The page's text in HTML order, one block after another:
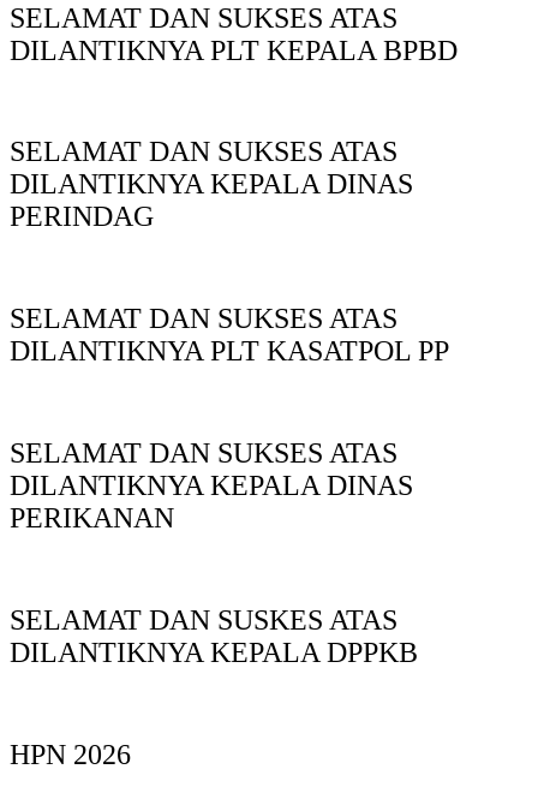
SELAMAT DAN SUKSES ATAS
DILANTIKNYA PLT KEPALA BPBD
SELAMAT DAN SUKSES ATAS
DILANTIKNYA KEPALA DINAS
PERINDAG
SELAMAT DAN SUKSES ATAS
DILANTIKNYA PLT KASATPOL PP
SELAMAT DAN SUKSES ATAS
DILANTIKNYA KEPALA DINAS
PERIKANAN
SELAMAT DAN SUSKES ATAS
DILANTIKNYA KEPALA DPPKB
HPN 2026